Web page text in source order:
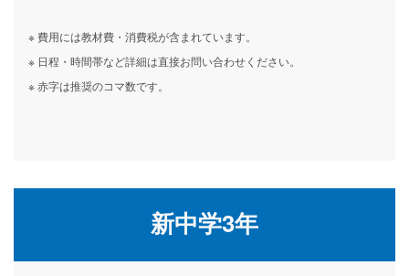
※ 費用には教材費・消費税が含まれています。
※ 日程・時間帯など詳細は直接お問い合わせください。
※ 赤字は推奨のコマ数です。
新中学3年